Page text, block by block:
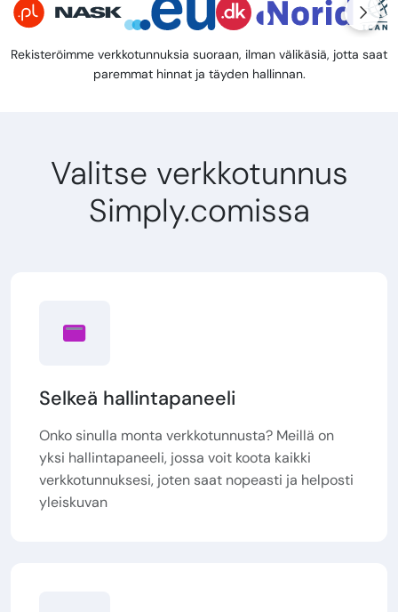
Rekisteröimme verkkotunnuksia suoraan, ilman välikäsiä, jotta saat
paremmat hinnat ja täyden hallinnan.
Valitse verkkotunnus
Simply.comissa
Selkeä hallintapaneeli
Onko sinulla monta verkkotunnusta? Meillä on
yksi hallintapaneeli, jossa voit koota kaikki
verkkotunnuksesi, joten saat nopeasti ja helposti
yleiskuvan